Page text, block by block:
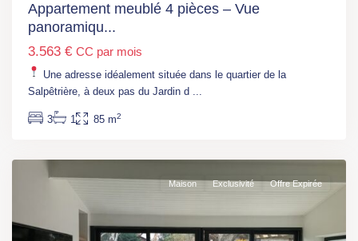
Appartement meublé 4 pièces – Vue
panoramiqu...
3.563 € CC par mois
Une adresse idéalement située dans le quartier de la
Salpêtrière, à deux pas du Jardin d ...
3 1 85 m2
Argenteuil
(Train
J),
Epinay-
sur-
(RER
Maison Exclusivité Offre Expirée